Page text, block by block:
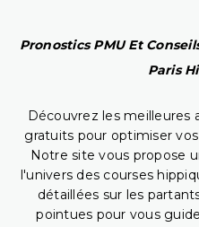
Pronostics PMU Et
Paris
Découvrez les meilleures
gratuits pour optimiser
Notre site vous propose
l'univers des courses
détaillées sur les
pointues pour vous